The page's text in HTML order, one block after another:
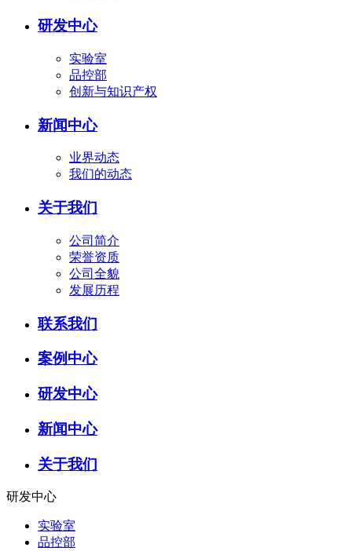
研发中心
实验室
品控部
创新与知识产权
新闻中心
业界动态
我们的动态
关于我们
公司简介
荣誉资质
公司全貌
发展历程
联系我们
案例中心
研发中心
新闻中心
关于我们
研发中心
实验室
品控部